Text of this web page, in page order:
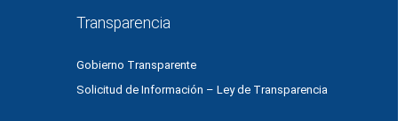
Transparencia
Gobierno Transparente
Solicitud de Información – Ley de Transparencia